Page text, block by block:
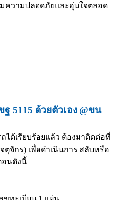
ความปลอดภัยและอุ่นใจตลอด
5115 ด้วยตัวเอง @ขน
ถได้เรียบร้อยแล้ว ต้องมาติดต่อที่
จักร) เพื่อดำเนินการ สลับหรือ
อนดังนี้
ขทะเบียน 1 แผ่น